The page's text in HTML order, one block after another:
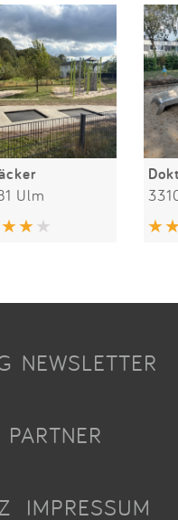
Ulm
NEWSLETTER
PARTNER
IMPRESSUM